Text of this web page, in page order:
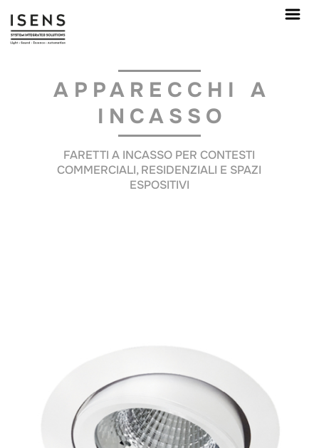
APPARECCHI A
INCASSO
FARETTI A INCASSO PER CONTESTI
COMMERCIALI, RESIDENZIALI E SPAZI
ESPOSITIVI